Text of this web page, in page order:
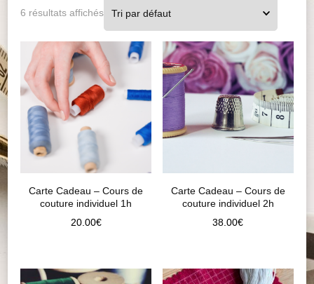
6 résultats affichés
Carte Cadeau – Cours de
couture individuel 1h
20.00€
Carte Cadeau – Cours de
couture individuel 2h
38.00€